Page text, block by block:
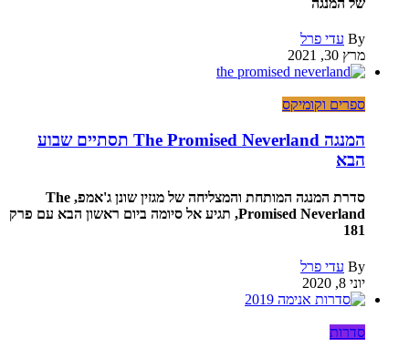
של המנגה
By עדי פרל
מרץ 30, 2021
ספרים וקומיקס
המנגה The Promised Neverland תסתיים שבוע
הבא
סדרת המנגה המותחת והמצליחה של מגזין שונן ג'אמפ, The
Promised Neverland, תגיע אל סיומה ביום ראשון הבא עם פרק
181
By עדי פרל
יוני 8, 2020
סדרות